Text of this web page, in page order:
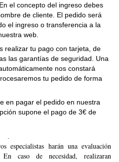
En el concepto del ingreso debes
de cliente. El pedido será
el ingreso o transferencia a la
web.
realizar tu pago con tarjeta, de
las garantías de seguridad. Una
nos constará
tu pedido de forma
en pagar el pedido en nuestra
supone el pago de 3€ de
especialistas harán una evaluación
caso de necesidad, realizaran